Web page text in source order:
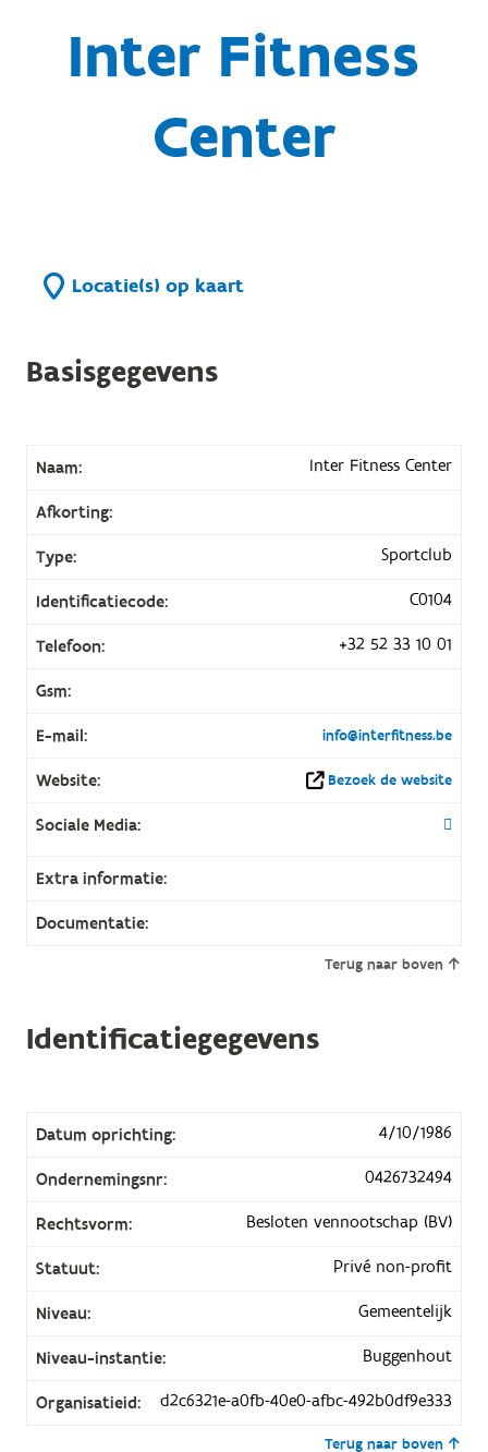
Inter Fitness
Center
Locatie(s) op kaart
Basisgegevens
Naam: Inter Fitness Center
Afkorting:
Type: Sportclub
Identificatiecode: C0104
Telefoon: +32 52 33 10 01
Gsm:
E-mail: info@interfitness.be
Website: Bezoek de website
Sociale Media:
Extra informatie:
Documentatie:
Terug naar boven
Identificatiegegevens
Datum oprichting: 4/10/1986
Ondernemingsnr: 0426732494
Rechtsvorm: Besloten vennootschap (BV)
Statuut: Privé non-profit
Niveau: Gemeentelijk
Niveau-instantie: Buggenhout
Organisatieid: d2c6321e-a0fb-40e0-afbc-492b0df9e333
Terug naar boven